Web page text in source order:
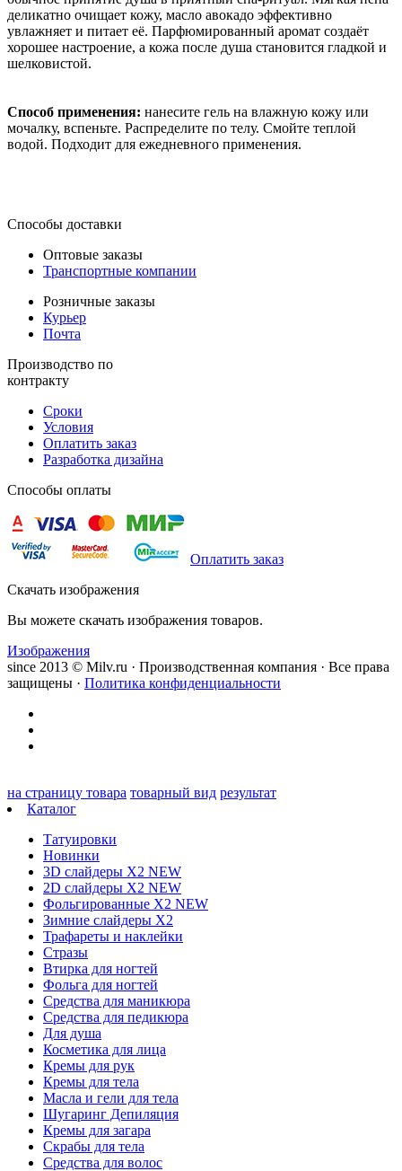
деликатно очищает кожу, масло авокадо эффективно
увлажняет и питает её. Парфюмированный аромат создаёт
хорошее настроение, а кожа после душа становится гладкой и
шелковистой.
Способ применения: нанесите гель на влажную кожу или
мочалку, вспеньте. Распределите по телу. Смойте теплой
водой. Подходит для ежедневного применения.
Способы доставки
Оптовые заказы
Транспортные компании
Розничные заказы
Курьер
Почта
Производство по
контракту
Сроки
Условия
Оплатить заказ
Разработка дизайна
Способы оплаты
Оплатить заказ
Скачать изображения
Вы можете скачать изображения товаров.
Изображения
since 2013 © Milv.ru · Производственная компания · Все права
защищены · Политика конфиденциальности
на страницу товара товарный вид результат
Каталог
Татуировки
Новинки
3D слайдеры X2 NEW
2D слайдеры X2 NEW
Фольгированные X2 NEW
Зимние слайдеры Х2
Трафареты и наклейки
Стразы
Втирка для ногтей
Фольга для ногтей
Средства для маникюра
Средства для педикюра
Для душа
Косметика для лица
Кремы для рук
Кремы для тела
Масла и гели для тела
Шугаринг Депиляция
Кремы для загара
Скрабы для тела
Средства для волос